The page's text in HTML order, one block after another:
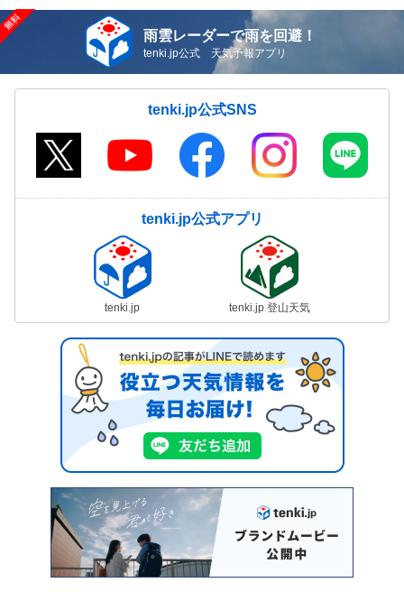
雨雲レーダーで雨を回避！
tenki.jp公式 天気予報アプリ
tenki.jp公式SNS
tenki.jp公式アプリ
tenki.jp tenki.jp 登山天気